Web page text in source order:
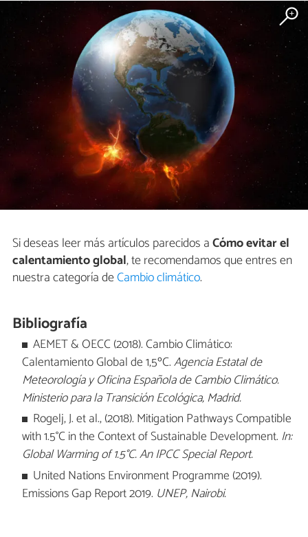
Si deseas leer más artículos parecidos aCómo evitar el
calentamiento global, te recomendamos que entres en
nuestra categoría deCambio climático.
Bibliografía
AEMET & OECC (2018). Cambio Climático:
Calentamiento Global de 1,5ºC.Agencia Estatal de
Meteorología y Oficina Española de Cambio Climático.
Ministerio para la Transición Ecológica, Madrid.
Rogelj, J. et al., (2018). Mitigation Pathways Compatible
with 1.5°C in the Context of Sustainable Development. In:
Global Warming of 1.5°C. An IPCC Special Report.
United Nations Environment Programme (2019).
Emissions Gap Report 2019. UNEP, Nairobi.